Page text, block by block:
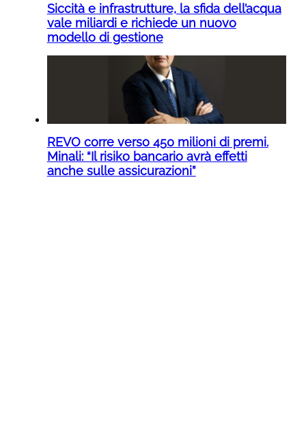
Siccità e infrastrutture, la sfida dell’acqua
vale miliardi e richiede un nuovo
modello di gestione
REVO corre verso 450 milioni di premi.
Minali: “Il risiko bancario avrà effetti
anche sulle assicurazioni”